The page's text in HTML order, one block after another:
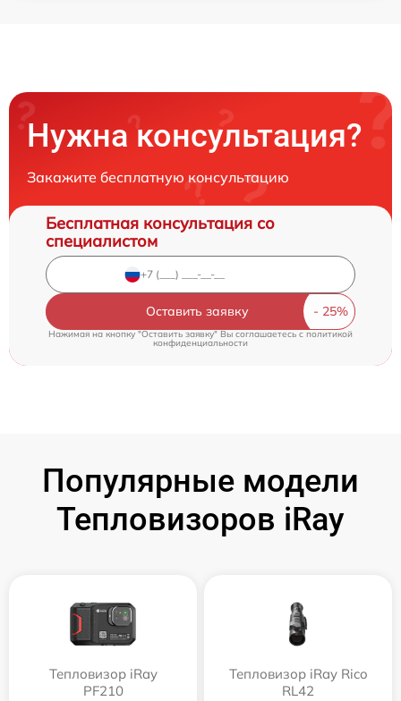
Нужна консультация?
Закажите бесплатную консультацию
Бесплатная консультация со
специалистом
Оставить заявку
Нажимая на кнопку "Оставить заявку" Вы соглашаетесь cполитикой
конфиденциальности
Популярные модели
Тепловизоров iRay
Тепловизор iRay
PF210
Тепловизор iRay Rico
RL42